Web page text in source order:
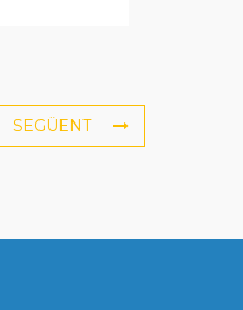
SEGÜENT